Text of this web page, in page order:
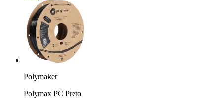
Polymaker
Polymax PC Preto